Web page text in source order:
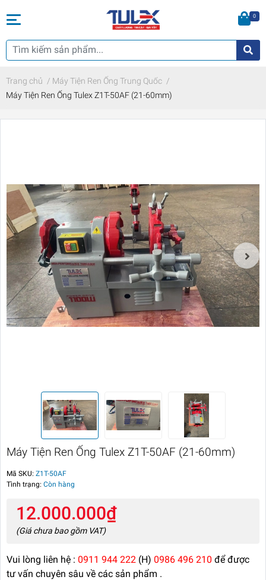
0
Trang chủ / Máy Tiện Ren Ống Trung Quốc /
Máy Tiện Ren Ống Tulex Z1T-50AF (21-60mm)
Máy Tiện Ren Ống Tulex Z1T-50AF (21-60mm)
Mã SKU: Z1T-50AF
Tình trạng: Còn hàng
12.000.000₫
(Giá chưa bao gồm VAT)
Vui lòng liên hệ : 0911 944 222 (H) 0986 496 210 để được
tư vấn chuyên sâu về các sản phẩm .